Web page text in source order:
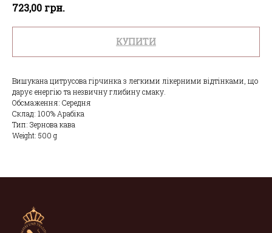
723,00 грн.
КУПИТИ
Вишукана цитрусова гірчинка з легкими лікерними відтінками, що
дарує енергію та незвичну глибину смаку.
Обсмаження: Середня
Склад: 100% Арабіка
Тип: Зернова кава
Weight: 500 g